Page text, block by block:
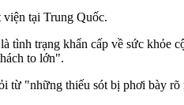
tại Trung Quốc.
trạng khẩn cấp về sức khỏe
to lớn".
từ "những thiếu sót bị phơi bày